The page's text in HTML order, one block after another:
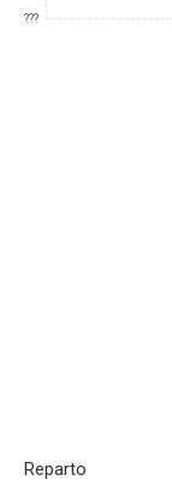
???
Reparto